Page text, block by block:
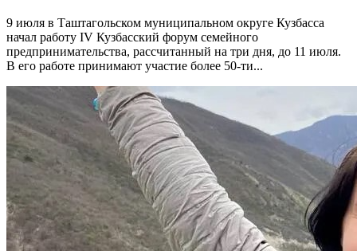
9 июля в Таштагольском муниципальном округе Кузбасса
начал работу IV Кузбасский форум семейного
предпринимательства, рассчитанный на три дня, до 11 июля.
В его работе принимают участие более 50-ти...